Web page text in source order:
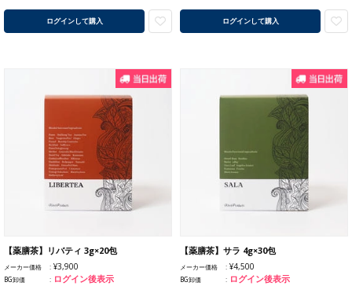
ログインして購入 ログインして購入
【薬膳茶】リバティ 3g×20包
メーカー価格 ¥3,900
BG卸価 ログイン後表示
【薬膳茶】サラ 4g×30包
メーカー価格 ¥4,500
BG卸価 ログイン後表示